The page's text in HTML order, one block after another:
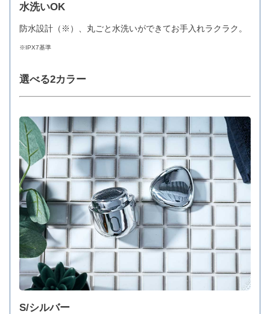
水洗いOK
防水設計（※）、丸ごと水洗いができてお手入れラクラク。
※IPX7基準
選べる2カラー
S/シルバー